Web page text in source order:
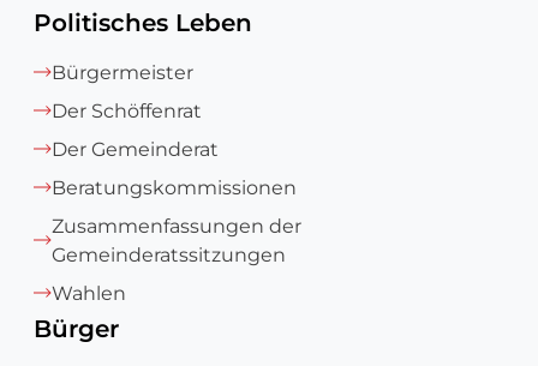
Politisches Leben
Bürgermeister
Der Schöffenrat
Der Gemeinderat
Beratungskommissionen
Zusammenfassungen der
Gemeinderatssitzungen
Wahlen
Bürger